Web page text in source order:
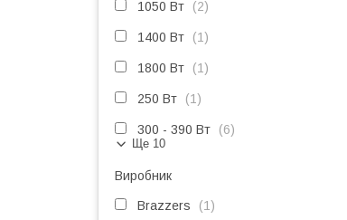
1050 Вт 2
1400 Вт 1
1800 Вт 1
250 Вт 1
300 - 390 Вт 6
Ще 10
Виробник
Brazzers 1